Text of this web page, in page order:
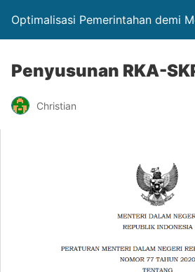
Optimalisasi Pemerintahan demi
Penyusunan RKA-
Christian